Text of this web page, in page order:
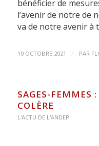
bénéficier de
l’avenir de notre de
va de notre avenir à
10 OCTOBRE 2021 / PAR
SAGES-FEMMES
COLÈRE
L'ACTU DE L'ANDEP